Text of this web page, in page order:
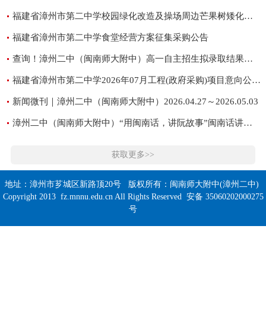
福建省漳州市第二中学校园绿化改造及操场周边芒果树矮化项目询价公告
福建省漳州市第二中学食堂经营方案征集采购公告
查询！漳州二中（闽南师大附中）高一自主招生拟录取结果公布
福建省漳州市第二中学2026年07月工程(政府采购)项目意向公告（一）
新闻微刊｜漳州二中（闽南师大附中）2026.04.27～2026.05.03
漳州二中（闽南师大附中）“用闽南话，讲阮故事”闽南话讲故事比赛圆满落幕
获取更多>>
地址：漳州市芗城区新路顶20号 版权所有：闽南师大附中(漳州二中)
Copyright 2013 fz.mnnu.edu.cn All Rights Reserved 安备 35060202000275
号